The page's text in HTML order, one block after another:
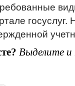
Выделите